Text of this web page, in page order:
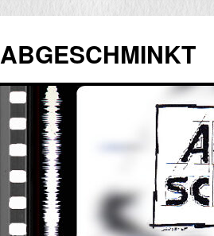
springen
ABGESCHMINKT